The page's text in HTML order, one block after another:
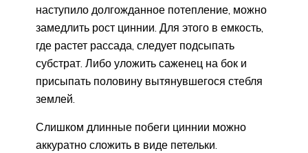
наступило долгожданное потепление, можно
замедлить рост циннии. Для этого в емкость,
где растет рассада, следует подсыпать
субстрат. Либо уложить саженец на бок и
присыпать половину вытянувшегося стебля
землей.
Слишком длинные побеги циннии можно
аккуратно сложить в виде петельки.